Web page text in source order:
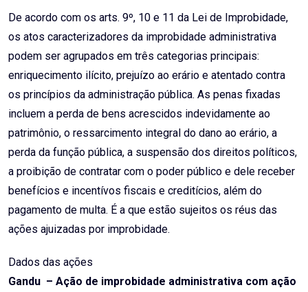
De acordo com os arts. 9º, 10 e 11 da Lei de Improbidade,
os atos caracterizadores da improbidade administrativa
podem ser agrupados em três categorias principais:
enriquecimento ilícito, prejuízo ao erário e atentado contra
os princípios da administração pública. As penas fixadas
incluem a perda de bens acrescidos indevidamente ao
patrimônio, o ressarcimento integral do dano ao erário, a
perda da função pública, a suspensão dos direitos políticos,
a proibição de contratar com o poder público e dele receber
benefícios e incentívos fiscais e creditícios, além do
pagamento de multa. É a que estão sujeitos os réus das
ações ajuizadas por improbidade.
Dados das ações
Gandu – Ação de improbidade administrativa com ação